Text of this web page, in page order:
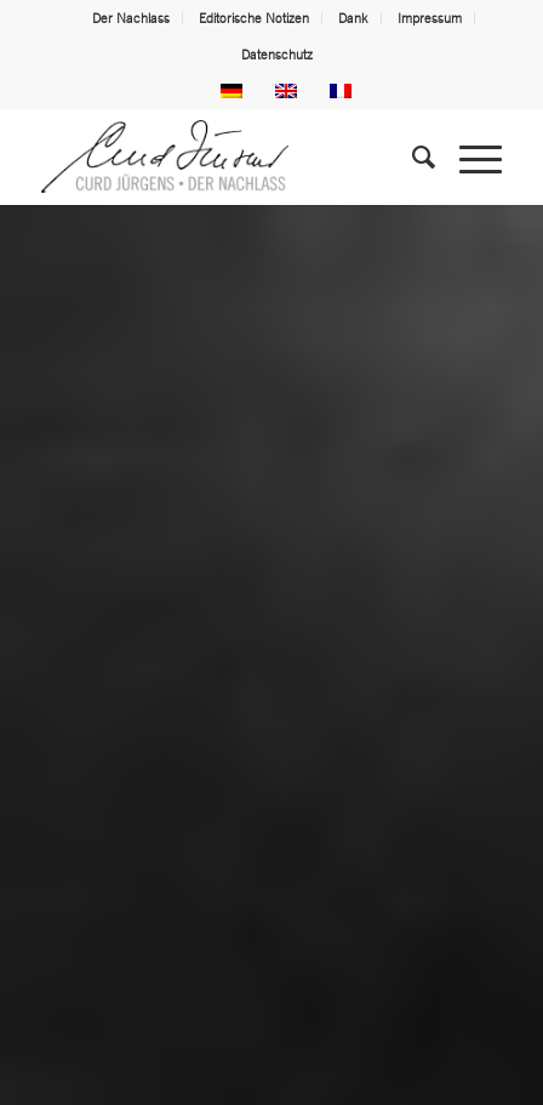
Der Nachlass Editorische Notizen Dank Impressum
Datenschutz